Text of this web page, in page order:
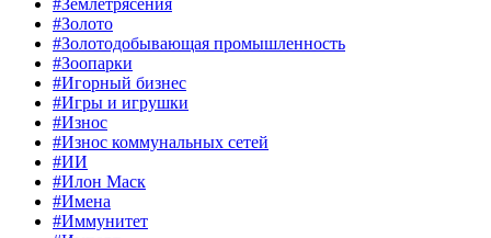
#Землетрясения
#Золото
#Золотодобывающая промышленность
#Зоопарки
#Игорный бизнес
#Игры и игрушки
#Износ
#Износ коммунальных сетей
#ИИ
#Илон Маск
#Имена
#Иммунитет